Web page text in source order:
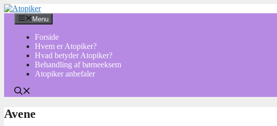
Hop
indhold
Menu
Forside
Hvem er Atopiker?
Hvad betyder Atopiker?
Behandling af børneeksem
Atopiker anbefaler
Avene